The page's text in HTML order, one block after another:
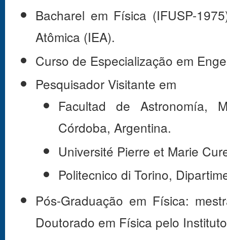
Bacharel em Física (IFUSP-
Atômica (IEA).
Curso de Especialização em
Pesquisador Visitante em
Facultad de Astronomía,
Córdoba, Argentina.
Université Pierre et Marie
Politecnico di Torino,
Pós-Graduação em Física:
Doutorado em Física pelo